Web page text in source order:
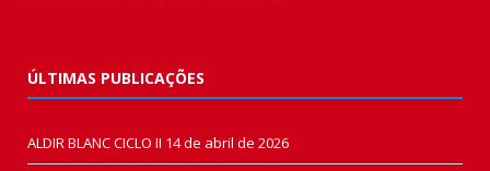
ÚLTIMAS PUBLICAÇÕES
ALDIR BLANC CICLO II 14 de abril de 2026